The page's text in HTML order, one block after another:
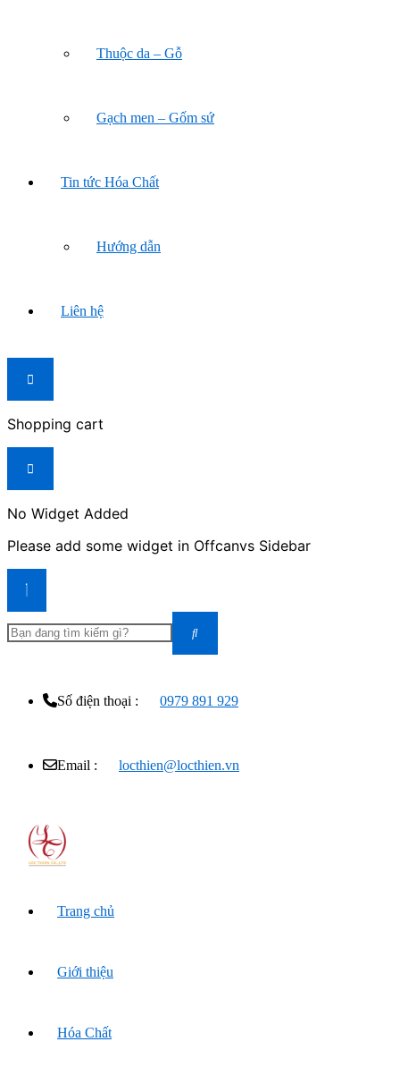
Thuộc da – Gỗ
Gạch men – Gốm sứ
Tin tức Hóa Chất
Hướng dẫn
Liên hệ
Shopping cart
No Widget Added
Please add some widget in Offcanvs Sidebar
Số điện thoại : 0979 891 929
Email : locthien@locthien.vn
Trang chủ
Giới thiệu
Hóa Chất